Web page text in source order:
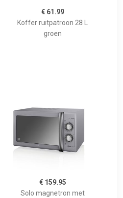
€ 61.99
Koffer ruitpatroon 28 L
groen
€ 159.95
Solo magnetron met